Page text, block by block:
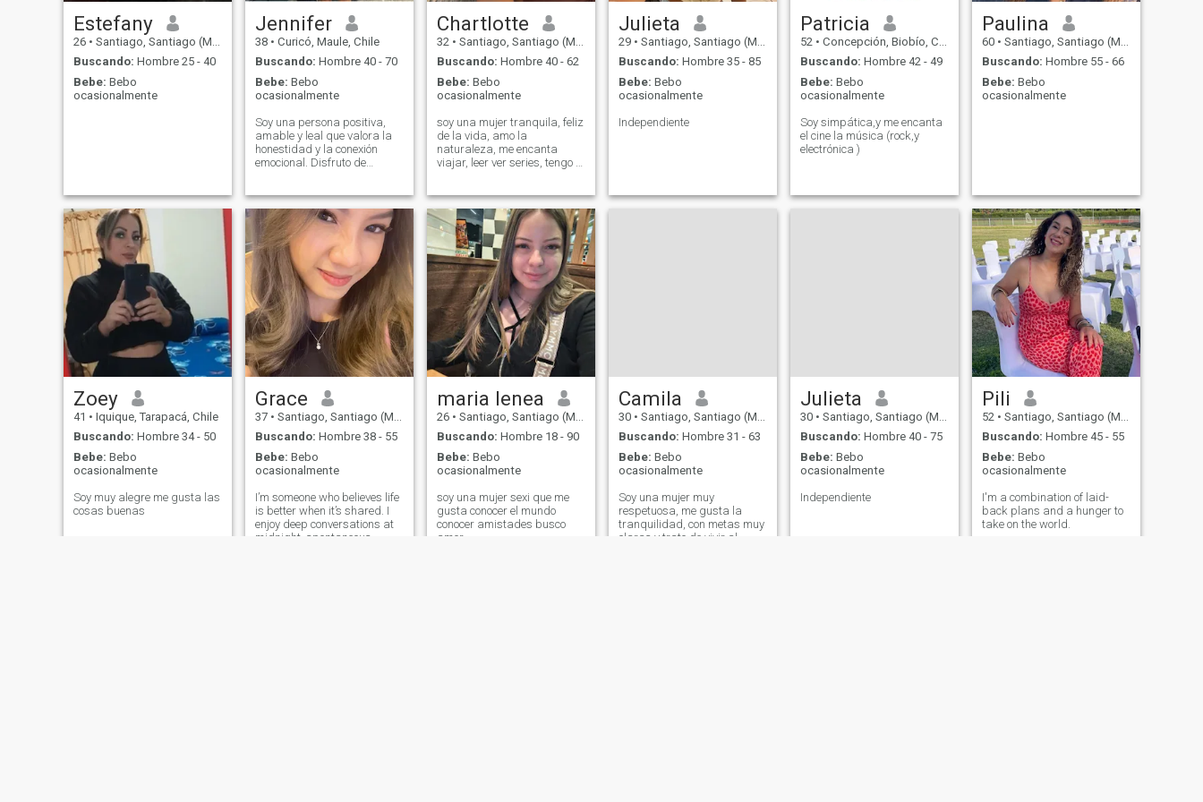
🙏 en mi vida.
Estefany
26 • Santiago, Santiago (Metro), Chile
Buscando: Hombre 25 - 40
Bebe: Bebo
ocasionalmente
Jennifer
38 • Curicó, Maule, Chile
Buscando: Hombre 40 - 70
Bebe: Bebo
ocasionalmente
Soy una persona positiva,
amable y leal que valora la
honestidad y la conexión
emocional. Disfruto de
música, paseos por la
naturaleza y noches
acogedoras en casa. La vida
es hermosa cuando se
comparte con la persona
adecuada.
Chartlotte
32 • Santiago, Santiago (Metro), Chile
Buscando: Hombre 40 - 62
Bebe: Bebo
ocasionalmente
soy una mujer tranquila, feliz
de la vida, amo la
naturaleza, me encanta
viajar, leer ver series, tengo 1
familiares, amo la salsa y el
pop latino
Julieta
29 • Santiago, Santiago (Metro), Chile
Buscando: Hombre 35 - 85
Bebe: Bebo
ocasionalmente
Independiente
Patricia
52 • Concepción, Biobío, Chile
Buscando: Hombre 42 - 49
Bebe: Bebo
ocasionalmente
Soy simpática,y me encanta
el cine la música (rock,y
electrónica )
Paulina
60 • Santiago, Santiago (Metro), Chile
Buscando: Hombre 55 - 66
Bebe: Bebo
ocasionalmente
Zoey
41 • Iquique, Tarapacá, Chile
Buscando: Hombre 34 - 50
Bebe: Bebo
ocasionalmente
Soy muy alegre me gusta las
cosas buenas
Grace
37 • Santiago, Santiago (Metro), Chile
Buscando: Hombre 38 - 55
Bebe: Bebo
ocasionalmente
I’m someone who believes life
is better when it’s shared. I
enjoy deep conversations at
midnight, spontaneous
maria lenea
26 • Santiago, Santiago (Metro), Chile
Buscando: Hombre 18 - 90
Bebe: Bebo
ocasionalmente
soy una mujer sexi que me
gusta conocer el mundo
conocer amistades busco
amor
Camila
30 • Santiago, Santiago (Metro), Chile
Buscando: Hombre 31 - 63
Bebe: Bebo
ocasionalmente
Soy una mujer muy
respetuosa, me gusta la
tranquilidad, con metas muy
claras y trato de vivir al
Julieta
30 • Santiago, Santiago (Metro), Chile
Buscando: Hombre 40 - 75
Bebe: Bebo
ocasionalmente
Independiente
Pili
52 • Santiago, Santiago (Metro), Chile
Buscando: Hombre 45 - 55
Bebe: Bebo
ocasionalmente
I'm a combination of laid-
back plans and a hunger to
take on the world.